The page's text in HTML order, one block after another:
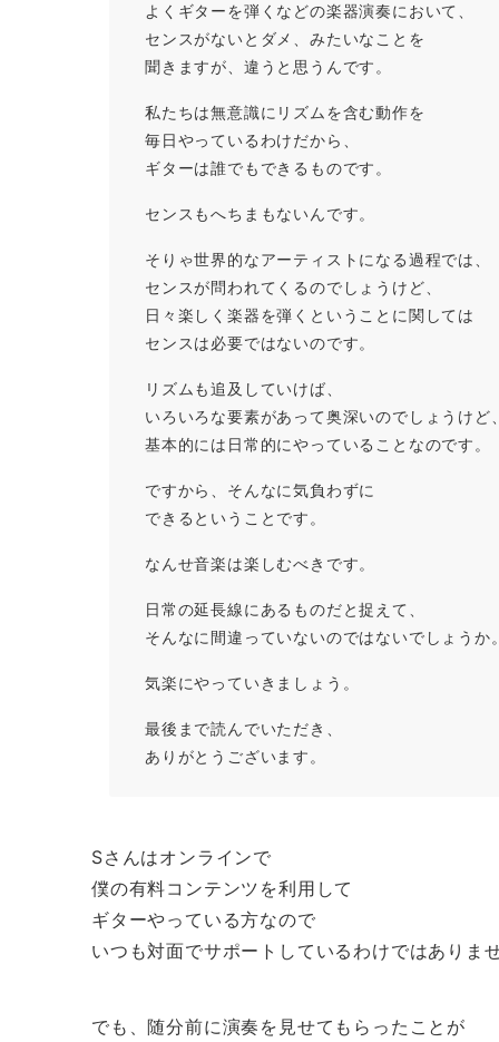
よくギターを弾くなどの楽器演奏において、
センスがないとダメ、みたいなことを
聞きますが、違うと思うんです。
私たちは無意識にリズムを含む動作を
毎日やっているわけだから、
ギターは誰でもできるものです。
センスもへちまもないんです。
そりゃ世界的なアーティストになる過程では、
センスが問われてくるのでしょうけど、
日々楽しく楽器を弾くということに関しては
センスは必要ではないのです。
リズムも追及していけば、
いろいろな要素があって奥深いのでしょうけど
基本的には日常的にやっていることなのです。
ですから、そんなに気負わずに
できるということです。
なんせ音楽は楽しむべきです。
日常の延長線にあるものだと捉えて、
そんなに間違っていないのではないでしょうか
気楽にやっていきましょう。
最後まで読んでいただき、
ありがとうございます。
Sさんはオンラインで
僕の有料コンテンツを利用して
ギターやっている方なので
いつも対面でサポートしているわけではありま
でも、随分前に演奏を見せてもらったことが